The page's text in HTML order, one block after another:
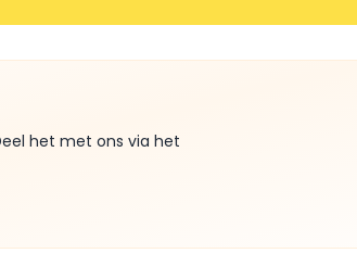
het met ons via het